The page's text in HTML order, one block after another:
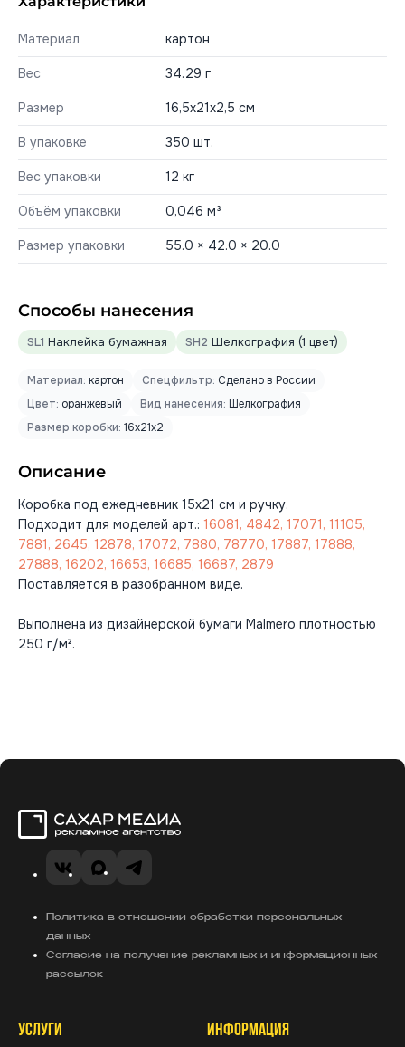
Материал картон
Вес 34.29 г
Размер 16,5х21х2,5 см
В упаковке 350 шт.
Вес упаковки 12 кг
Объём упаковки 0,046 м³
Размер упаковки 55.0 × 42.0 × 20.0
Способы нанесения
SL1 Наклейка бумажная SH2 Шелкография (1 цвет)
Материал: картон Спецфильтр: Сделано в России
Цвет: оранжевый Вид нанесения: Шелкография
Размер коробки: 16x21x2
Описание
Коробка под ежедневник 15х21 см и ручку.
Подходит для моделей арт.: 16081, 4842, 17071, 11105,
7881, 2645, 12878, 17072, 7880, 78770, 17887, 17888,
27888, 16202, 16653, 16685, 16687, 2879
Поставляется в разобранном виде.
Выполнена из дизайнерской бумаги Malmero плотностью
250 г/м².
VK MAXTelegram
Политика в отношении обработки персональных
данных
Согласие на получение рекламных и информационных
рассылок
УСЛУГИ ИНФОРМАЦИЯ